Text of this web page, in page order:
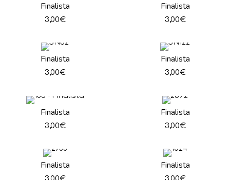
Finalista
3,00€
Finalista
3,00€
Finalista
3,00€
Finalista
3,00€
Finalista
3,00€
Finalista
3,00€
Finalista Finalista